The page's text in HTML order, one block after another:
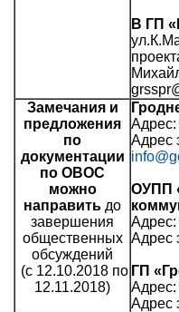
В ГП
Замечания и
предложения
по
документации
по ОВОС
можно
направить до
завершения
общественных
обсуждений
(c 12.10.2018 по
12.11.2018)
Адрес:
Адрес
ОУПП
Адрес:
Адрес
ГП
Адрес:
Адрес